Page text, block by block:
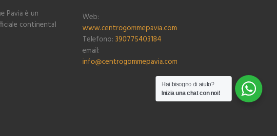
Pavia è un
continental
Web:
www.centrogommepavia.com
Telefono: 390775403184
email:
info@centrogommepavia.com
Hai bisogno di aiuto?
Inizia una chat con noi!